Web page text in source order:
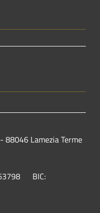
88046 Lamezia Terme
BIC: